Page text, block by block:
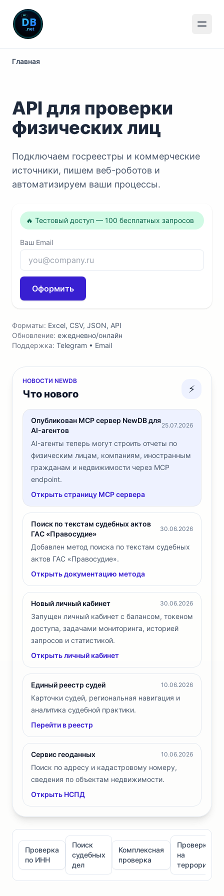
Главная
API для проверки
физических лиц
Подключаем госреестры и коммерческие
источники, пишем веб-роботов и
автоматизируем ваши процессы.
🔥 Тестовый доступ — 100 бесплатных запросов
Ваш Email
Оформить
Форматы: Excel, CSV, JSON, API
Обновление: ежедневно/онлайн
Поддержка: Telegram • Email
НОВОСТИ NEWDB
Что нового ⚡
Опубликован MCP сервер NewDB для
AI-агентов
25.07.2026
AI-агенты теперь могут строить отчеты по
физическим лицам, компаниям, иностранным
гражданам и недвижимости через MCP
endpoint.
Открыть страницу MCP сервера
Поиск по текстам судебных актов
ГАС «Правосудие»
30.06.2026
Добавлен метод поиска по текстам судебных
актов ГАС «Правосудие».
Открыть документацию метода
Новый личный кабинет 30.06.2026
Запущен личный кабинет с балансом, токеном
доступа, задачами мониторинга, историей
запросов и статистикой.
Открыть личный кабинет
Единый реестр судей 10.06.2026
Карточки судей, региональная навигация и
аналитика судебной практики.
Перейти в реестр
Сервис геоданных 10.06.2026
Поиск по адресу и кадастровому номеру,
сведения по объектам недвижимости.
Открыть НСПД
Проверка
по ИНН
Поиск
судебных
дел
Комплексная
проверка
Проверка
на
терроризм